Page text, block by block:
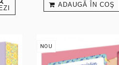
ADAUGĂ ÎN COŞ
NOU